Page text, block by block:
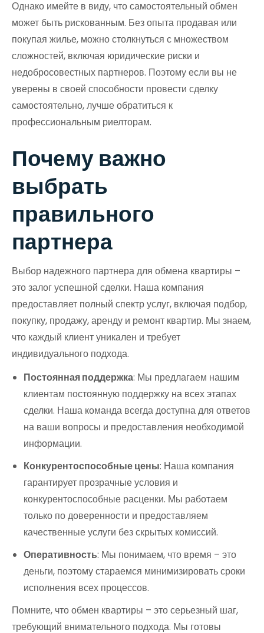
Однако имейте в виду, что самостоятельный обмен
может быть рискованным. Без опыта продавая или
покупая жилье, можно столкнуться с множеством
сложностей, включая юридические риски и
недобросовестных партнеров. Поэтому если вы не
уверены в своей способности провести сделку
самостоятельно, лучше обратиться к
профессиональным риелторам.
Почему важно
выбрать
правильного
партнера
Выбор надежного партнера для обмена квартиры –
это залог успешной сделки. Наша компания
предоставляет полный спектр услуг, включая подбор,
покупку, продажу, аренду и ремонт квартир. Мы знаем,
что каждый клиент уникален и требует
индивидуального подхода.
Постоянная поддержка: Мы предлагаем нашим
клиентам постоянную поддержку на всех этапах
сделки. Наша команда всегда доступна для ответов
на ваши вопросы и предоставления необходимой
информации.
Конкурентоспособные цены: Наша компания
гарантирует прозрачные условия и
конкурентоспособные расценки. Мы работаем
только по доверенности и предоставляем
качественные услуги без скрытых комиссий.
Оперативность: Мы понимаем, что время – это
деньги, поэтому стараемся минимизировать сроки
исполнения всех процессов.
Помните, что обмен квартиры – это серьезный шаг,
требующий внимательного подхода. Мы готовы